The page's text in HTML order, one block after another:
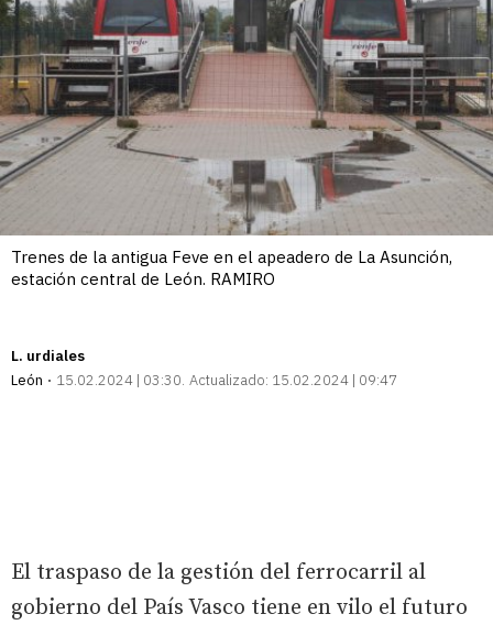
Trenes de la antigua Feve en el apeadero de La Asunción,
estación central de León. RAMIRO
L. urdiales
León
15.02.2024 | 03:30 Actualizado: 15.02.2024 | 09:47
El traspaso de la gestión del ferrocarril al
gobierno del País Vasco tiene en vilo el futuro